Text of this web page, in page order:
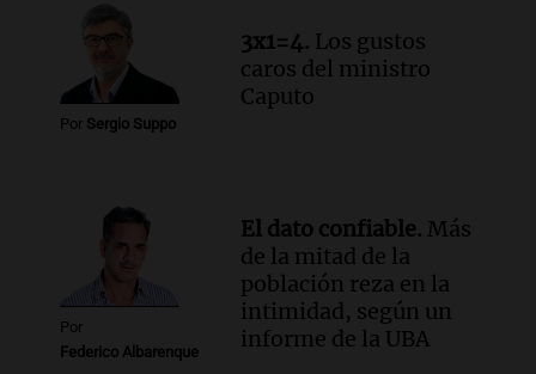
Buen día, Argentina
Episodios
Por Sergio Suppo
3x1=4. Los gustos
caros del ministro
Caputo
Por
Federico Albarenque
El dato confiable. Más
de la mitad de la
población reza en la
intimidad, según un
informe de la UBA